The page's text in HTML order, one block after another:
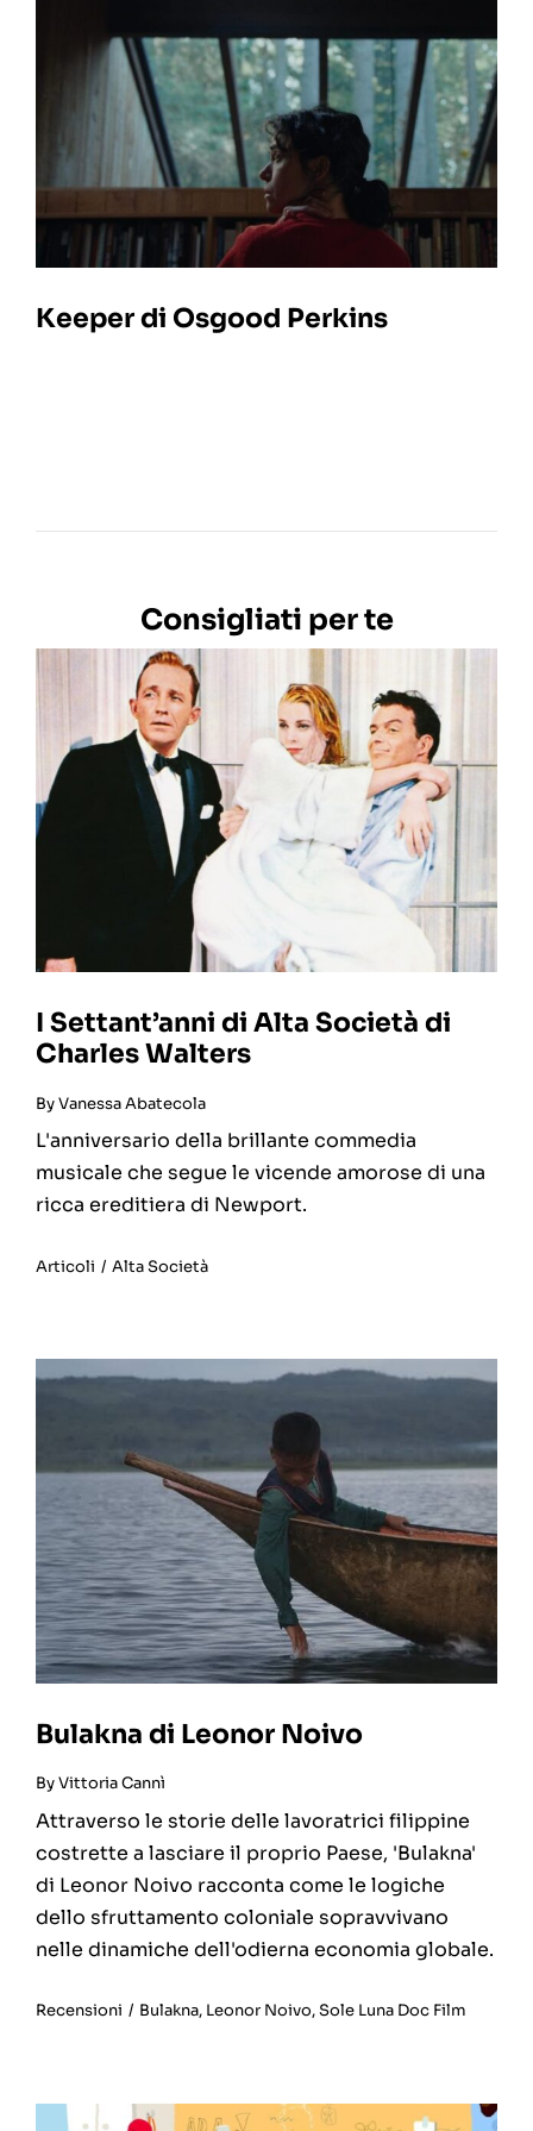
Keeper di Osgood Perkins
Consigliati per te
I Settant’anni di Alta Società di
Charles Walters
ByVanessa Abatecola
L'anniversario della brillante commedia
musicale che segue le vicende amorose di una
ricca ereditiera di Newport.
Articoli / Alta Società
Bulakna di Leonor Noivo
ByVittoria Cannì
Attraverso le storie delle lavoratrici filippine
costrette a lasciare il proprio Paese, 'Bulakna'
di Leonor Noivo racconta come le logiche
dello sfruttamento coloniale sopravvivano
nelle dinamiche dell'odierna economia globale.
Recensioni / Bulakna, Leonor Noivo,Sole Luna Doc Film